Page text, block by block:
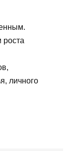
личного